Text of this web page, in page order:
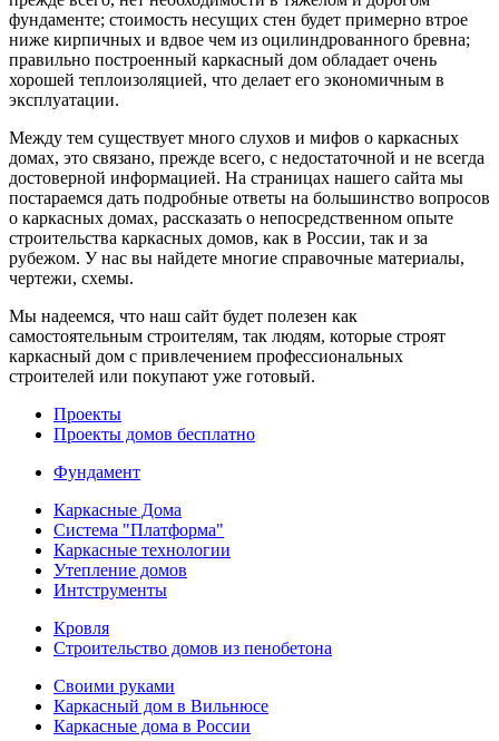
фундаменте; стоимость несущих стен будет примерно втрое
ниже кирпичных и вдвое чем из оцилиндрованного бревна;
правильно построенный каркасный дом обладает очень
хорошей теплоизоляцией, что делает его экономичным в
эксплуатации.
Между тем существует много слухов и мифов о каркасных
домах, это связано, прежде всего, с недостаточной и не всегда
достоверной информацией. На страницах нашего сайта мы
постараемся дать подробные ответы на большинство вопросов
о каркасных домах, рассказать о непосредственном опыте
строительства каркасных домов, как в России, так и за
рубежом. У нас вы найдете многие справочные материалы,
чертежи, схемы.
Мы надеемся, что наш сайт будет полезен как
самостоятельным строителям, так людям, которые строят
каркасный дом с привлечением профессиональных
строителей или покупают уже готовый.
Проекты
Проекты домов бесплатно
Фундамент
Каркасные Дома
Система "Платформа"
Каркасные технологии
Утепление домов
Интструменты
Кровля
Строительство домов из пенобетона
Своими руками
Каркасный дом в Вильнюсе
Каркасные дома в России